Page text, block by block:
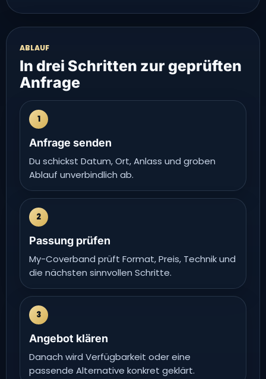
ABLAUF
In drei Schritten zur geprüften
Anfrage
1
Anfrage senden
Du schickst Datum, Ort, Anlass und groben
Ablauf unverbindlich ab.
2
Passung prüfen
My-Coverband prüft Format, Preis, Technik und
die nächsten sinnvollen Schritte.
3
Angebot klären
Danach wird Verfügbarkeit oder eine
passende Alternative konkret geklärt.